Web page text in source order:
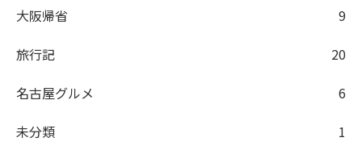
大阪帰省
9
旅行記
20
名古屋グルメ
6
未分類
1